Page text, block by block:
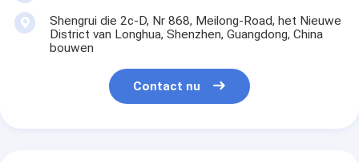
Shengrui die 2c-D, Nr 868, Meilong-Road, het Nieuwe
District van Longhua, Shenzhen, Guangdong, China
bouwen
Contact nu